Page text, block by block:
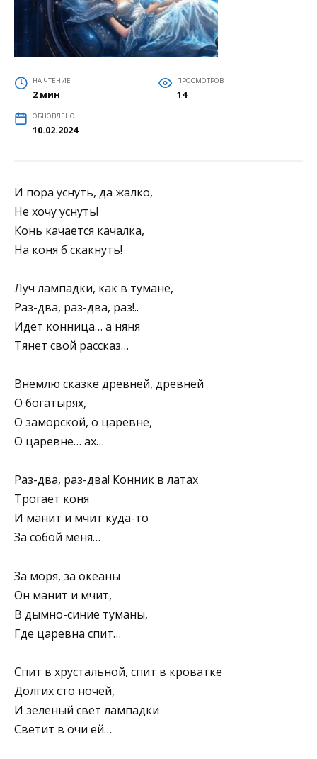
НА ЧТЕНИЕ
2 мин
ПРОСМОТРОВ
14
ОБНОВЛЕНО
10.02.2024
И пора уснуть, да жалко,
Не хочу уснуть!
Конь качается качалка,
На коня б скакнуть!
Луч лампадки, как в тумане,
Раз-два, раз-два, раз!..
Идет конница… а няня
Тянет свой рассказ…
Внемлю сказке древней, древней
О богатырях,
О заморской, о царевне,
О царевне… ах…
Раз-два, раз-два! Конник в латах
Трогает коня
И манит и мчит куда-то
За собой меня…
За моря, за океаны
Он манит и мчит,
В дымно-синие туманы,
Где царевна спит…
Спит в хрустальной, спит в кроватке
Долгих сто ночей,
И зеленый свет лампадки
Светит в очи ей…